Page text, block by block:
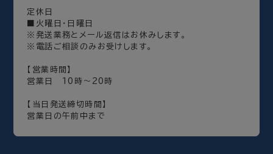
定休日
■火曜日・日曜日
※発送業務とメール返信はお休みします。
※電話ご相談のみお受けします。
【営業時間】
営業日 10時～20時
【当日発送締切時間】
営業日の午前中まで